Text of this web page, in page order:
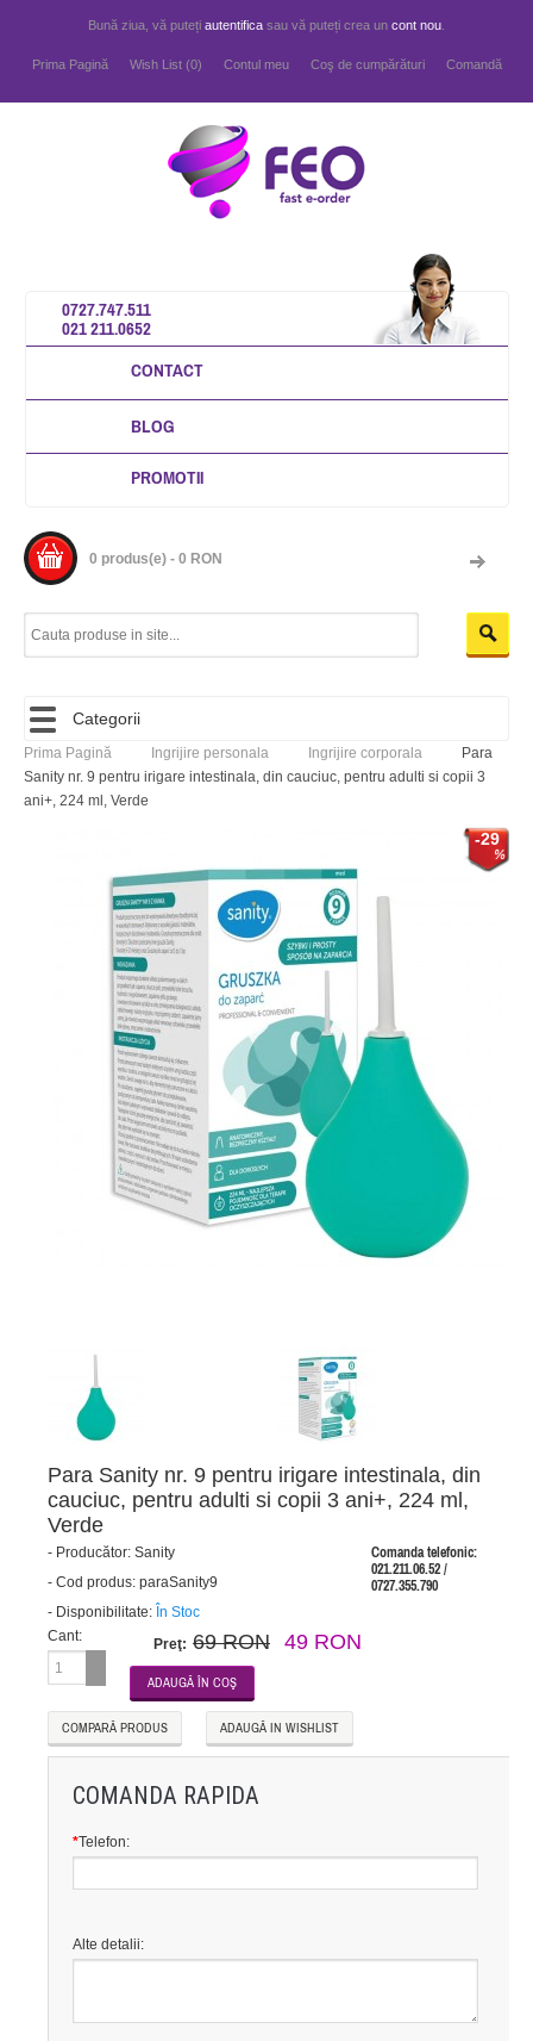
Bună ziua, vă puteți autentifica sau vă puteți crea un cont nou
Prima Pagină Wish List (0) Contul meu Coş de cumpărături Comandă
0727.747.511
021 211.0652
CONTACT
BLOG
PROMOTII
0 produs(e) - 0 RON
Categorii
Prima Pagină Ingrijire personala Ingrijire corporala
Para
Sanity nr. 9 pentru irigare intestinala, din cauciuc, pentru adulti si copii 3
ani+, 224 ml, Verde
-29
Para Sanity nr. 9 pentru irigare intestinala, din
cauciuc, pentru adulti si copii 3 ani+, 224 ml,
Verde
Comanda telefonic:
021.211.06.52 /
0727.355.790
- Producător: Sanity
- Cod produs: paraSanity9
- Disponibilitate: În Stoc
Cant:
Preţ: 69 RON 49 RON
COMPARĂ PRODUS ADAUGĂ IN WISHLIST
COMANDA RAPIDA
*Telefon:
Alte detalii: